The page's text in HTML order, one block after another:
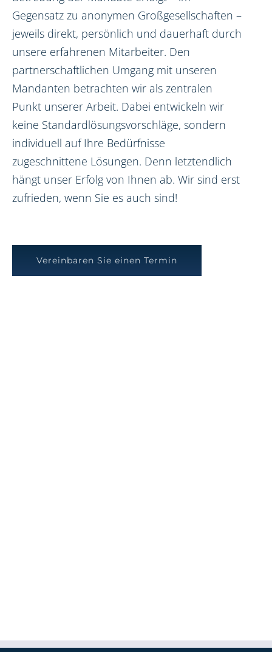
Gegensatz zu anonymen Großgesellschaften –
jeweils direkt, persönlich und dauerhaft durch
unsere erfahrenen Mitarbeiter. Den
partnerschaftlichen Umgang mit unseren
Mandanten betrachten wir als zentralen
Punkt unserer Arbeit. Dabei entwickeln wir
keine Standardlösungsvorschläge, sondern
individuell auf Ihre Bedürfnisse
zugeschnittene Lösungen. Denn letztendlich
hängt unser Erfolg von Ihnen ab. Wir sind erst
zufrieden, wenn Sie es auch sind!
Vereinbaren Sie einen Termin